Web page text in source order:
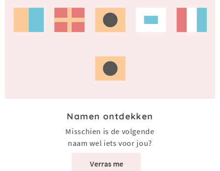
Namen ontdekken
Misschien is de volgende
naam wel iets voor jou?
Verras me